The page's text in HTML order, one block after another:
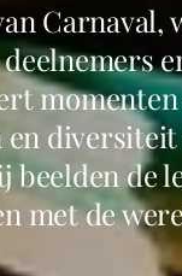
diversiteit
beelden de
met de